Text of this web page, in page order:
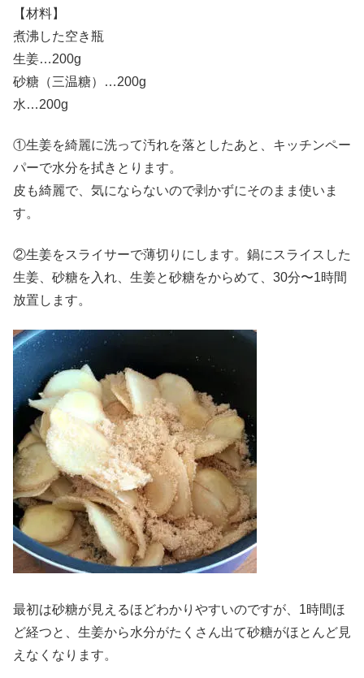
【材料】
煮沸した空き瓶
生姜…200g
砂糖（三温糖）…200g
水…200g
①生姜を綺麗に洗って汚れを落としたあと、キッチンペー
パーで水分を拭きとります。
皮も綺麗で、気にならないので剥かずにそのまま使いま
す。
②生姜をスライサーで薄切りにします。鍋にスライスした
生姜、砂糖を入れ、生姜と砂糖をからめて、30分〜1時間
放置します。
最初は砂糖が見えるほどわかりやすいのですが、1時間ほ
ど経つと、生姜から水分がたくさん出て砂糖がほとんど見
えなくなります。